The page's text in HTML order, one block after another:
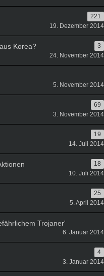
221
19. Dezember 2014
Korea?
3
24. November 2014
5. November 2014
69
3. November 2014
19
14. Juli 2014
18
10. Juli 2014
25
5. April 2014
Trojaner'
6. Januar 2014
4
3. Januar 2014